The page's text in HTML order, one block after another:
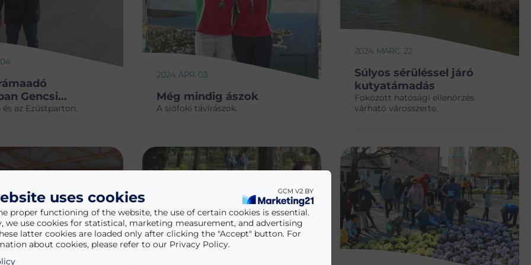
Gencsi
és az Ezüstparton.
2024. ÁPR. 03.
Még mindig ászok
A siófoki távírászok.
2024. MÁRC. 22.
Súlyos sérüléssel járó
kutyatámadás
Fokozott hatósági ellenőrzés
várható városszerte.
uses cookies
proper functioning of the website, the use of certain cookies is essential.
we use cookies for statistical, marketing measurement, and advertising
latter cookies are loaded only after clicking the "Accept" button. For
about cookies, please refer to our Privacy Policy.